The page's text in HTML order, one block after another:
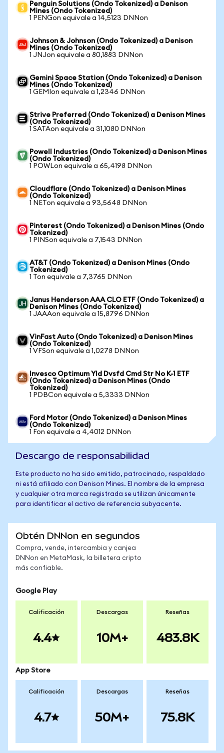
Penguin Solutions (Ondo Tokenized) a Denison
Mines (Ondo Tokenized)
1 PENGon equivale a 14,5123 DNNon
Johnson & Johnson (Ondo Tokenized) a Denison
Mines (Ondo Tokenized)
1 JNJon equivale a 80,1883 DNNon
Gemini Space Station (Ondo Tokenized) a Denison
Mines (Ondo Tokenized)
1 GEMIon equivale a 1,2346 DNNon
Strive Preferred (Ondo Tokenized) a Denison Mines
(Ondo Tokenized)
1 SATAon equivale a 31,1080 DNNon
Powell Industries (Ondo Tokenized) a Denison Mines
(Ondo Tokenized)
1 POWLon equivale a 65,4198 DNNon
Cloudflare (Ondo Tokenized) a Denison Mines
(Ondo Tokenized)
1 NETon equivale a 93,5648 DNNon
Pinterest (Ondo Tokenized) a Denison Mines (Ondo
Tokenized)
1 PINSon equivale a 7,1543 DNNon
AT&T (Ondo Tokenized) a Denison Mines (Ondo
Tokenized)
1 Ton equivale a 7,3765 DNNon
Janus Henderson AAA CLO ETF (Ondo Tokenized) a
Denison Mines (Ondo Tokenized)
1 JAAAon equivale a 15,8796 DNNon
VinFast Auto (Ondo Tokenized) a Denison Mines
(Ondo Tokenized)
1 VFSon equivale a 1,0278 DNNon
Invesco Optimum Yld Dvsfd Cmd Str No K-1 ETF
(Ondo Tokenized) a Denison Mines (Ondo
Tokenized)
1 PDBCon equivale a 5,3333 DNNon
Ford Motor (Ondo Tokenized) a Denison Mines
(Ondo Tokenized)
1 Fon equivale a 4,4012 DNNon
Descargo de responsabilidad
Este producto no ha sido emitido, patrocinado, respaldado
ni está afiliado con Denison Mines. El nombre de la empresa
y cualquier otra marca registrada se utilizan únicamente
para identificar el activo de referencia subyacente.
Obtén DNNon en segundos
Compra, vende, intercambia y canjea
DNNon en MetaMask, la billetera cripto
más confiable.
Google Play
Calificación
4.4
Descargas
10M+
Reseñas
483.8K
App Store
Calificación
4.7
Descargas
50M+
Reseñas
75.8K